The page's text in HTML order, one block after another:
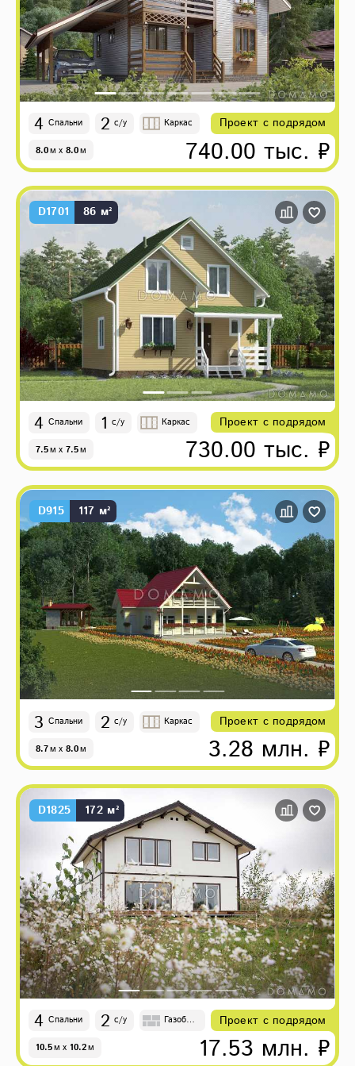
4 Спальни 2 с/у Каркас
8.0м x 8.0м
Проект с подрядом
740.00 тыс. ₽
D1701 86 м²
4 Спальни 1 с/у Каркас
7.5м x 7.5м
Проект с подрядом
730.00 тыс. ₽
D915 117 м²
3 Спальни 2 с/у Каркас
8.7м x 8.0м
Проект с подрядом
3.28 млн. ₽
D1825 172 м²
4 Спальни 2 с/у
Газобет
10.5м x 10.2м
Проект с подрядом
17.53 млн. ₽